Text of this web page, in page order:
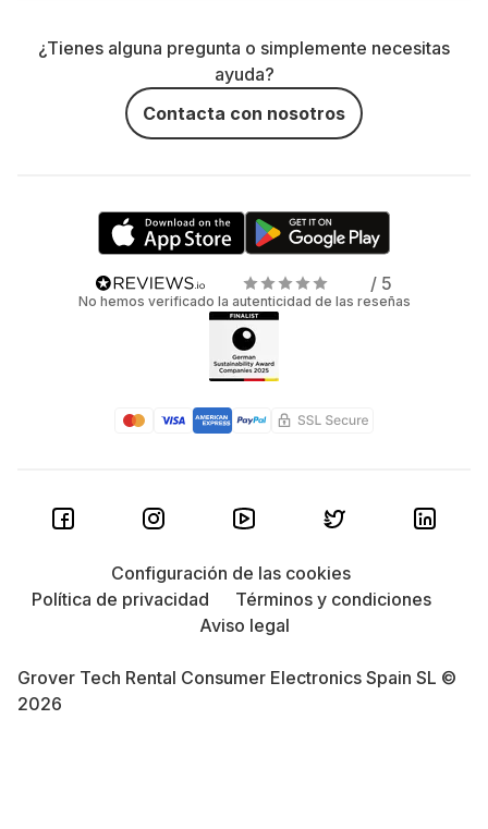
¿Tienes alguna pregunta o simplemente necesitas
ayuda?
Contacta con nosotros
/ 5
No hemos verificado la autenticidad de las reseñas
Grover Tech Rental Consumer Electronics Spain SL ©
2026
Configuración de las cookies
Política de privacidad
Términos y condiciones
Aviso legal